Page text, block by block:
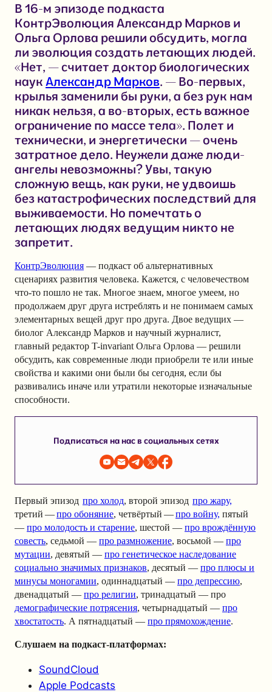
В 16-м эпизоде подкаста
КонтрЭволюция Александр Марков и
Ольга Орлова решили обсудить, могла
ли эволюция создать летающих людей.
«Нет, — считает доктор биологических
наук Александр Марков. — Во-первых,
крылья заменили бы руки, а без рук нам
никак нельзя, а во-вторых, есть важное
ограничение по массе тела». Полет и
технически, и энергетически — очень
затратное дело. Неужели даже люди-
ангелы невозможны? Увы, такую
сложную вещь, как руки, не удвоишь
без катастрофических последствий для
выживаемости. Но помечтать о
летающих людях ведущим никто не
запретит.
КонтрЭволюция — подкаст об альтернативных
сценариях развития человека. Кажется, с человечеством
что-то пошло не так. Многое знаем, многое умеем, но
продолжаем друг друга истреблять и не понимаем самых
элементарных вещей друг про друга. Двое ведущих —
биолог Александр Марков и научный журналист,
главный редактор T-invariant Ольга Орлова — решили
обсудить, как современные люди приобрели те или иные
свойства и какими они были бы сегодня, если бы
развивались иначе или утратили некоторые изначальные
способности.
Подписаться на нас в социальных сетях
Первый эпизод про холод, второй эпизод про жару,
третий —про обоняние, четвёртый —про войну, пятый
— про молодость и старение, шестой — про врождённую
совесть, седьмой — про размножение, восьмой — про
мутации, девятый — про генетическое наследование
социально значимых признаков, десятый — про плюсы и
минусы моногамии, одиннадцатый — про депрессию,
двенадцатый — про религии, тринадцатый — про
демографические потрясения, четырнадцатый — про
хвостатость. А пятнадцатый — про прямохождение.
Слушаем на подкаст-платформах:
SoundCloud
Apple Podcasts